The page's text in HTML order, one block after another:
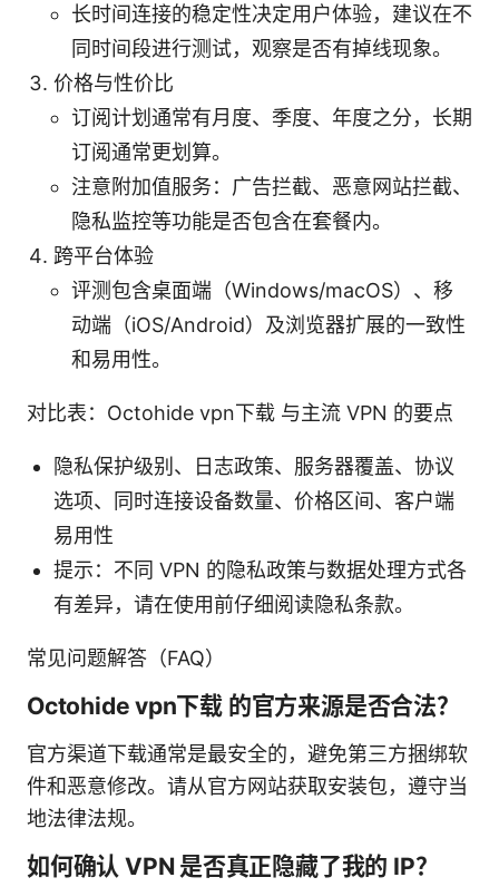
长时间连接的稳定性决定用户体验，建议在不
同时间段进行测试，观察是否有掉线现象。
价格与性价比
订阅计划通常有月度、季度、年度之分，长期
订阅通常更划算。
注意附加值服务：广告拦截、恶意网站拦截、
隐私监控等功能是否包含在套餐内。
跨平台体验
评测包含桌面端（Windows/macOS）、移
动端（iOS/Android）及浏览器扩展的一致性
和易用性。
对比表：Octohide vpn下载 与主流 VPN 的要点
隐私保护级别、日志政策、服务器覆盖、协议
选项、同时连接设备数量、价格区间、客户端
易用性
提示：不同 VPN 的隐私政策与数据处理方式各
有差异，请在使用前仔细阅读隐私条款。
常见问题解答（FAQ）
Octohide vpn下载 的官方来源是否合法？
官方渠道下载通常是最安全的，避免第三方捆绑软
件和恶意修改。请从官方网站获取安装包，遵守当
地法律法规。
如何确认 VPN 是否真正隐藏了我的 IP？